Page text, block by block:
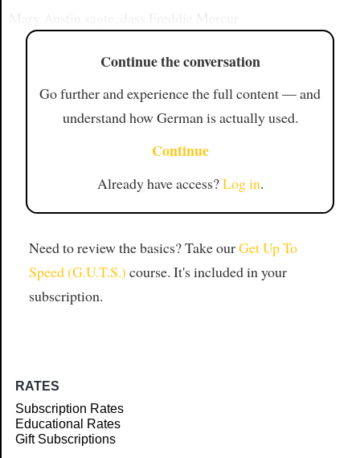
Continue the conversation
Go further and experience the full content — and
understand how German is actually used.
Continue
Already have access?Log in.
Need to review the basics? Take ourGet Up To
Speed (G.U.T.S.) course. It's included in your
subscription.
RATES
Subscription Rates
Educational Rates
Gift Subscriptions